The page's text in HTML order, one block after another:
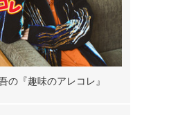
の『趣味のアレコレ』